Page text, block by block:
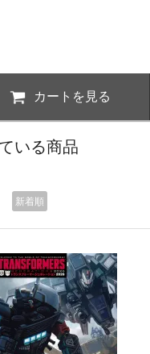
カートを見る
いる商品
新着順